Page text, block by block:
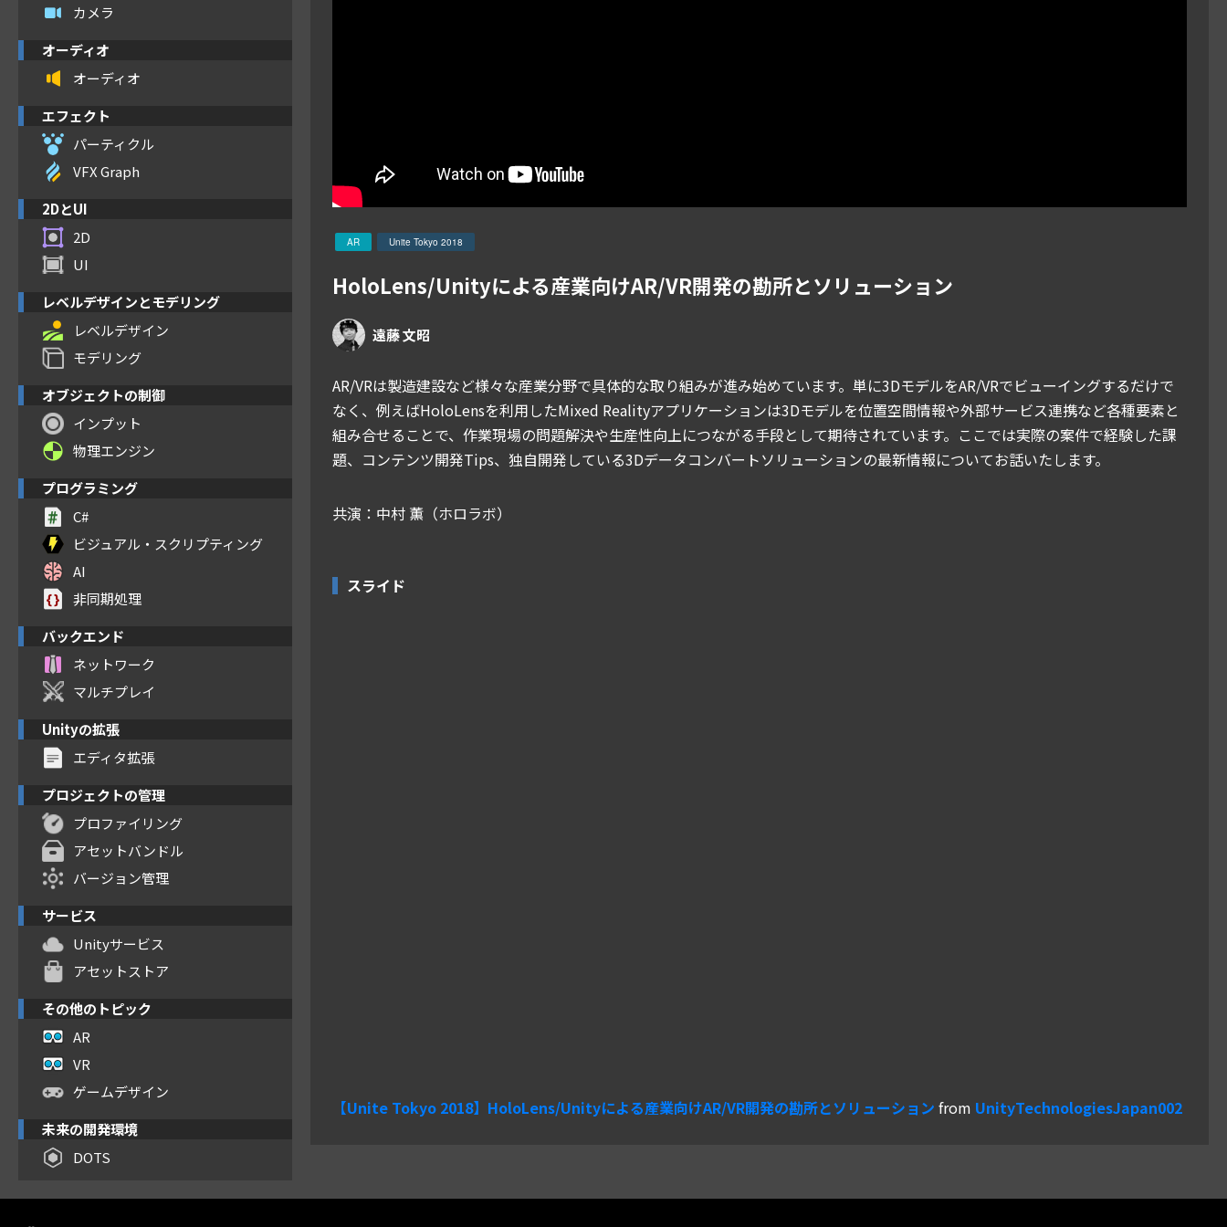
カメラ
オーディオ
オーディオ
エフェクト
パーティクル
VFX Graph
2DとUI
2D
UI
レベルデザインとモデリング
レベルデザイン
モデリング
オブジェクトの制御
インプット
物理エンジン
プログラミング
C#
ビジュアル・スクリプティング
AI
非同期処理
バックエンド
ネットワーク
マルチプレイ
Unityの拡張
エディタ拡張
プロジェクトの管理
プロファイリング
アセットバンドル
バージョン管理
サービス
Unityサービス
アセットストア
その他のトピック
AR
VR
ゲームデザイン
未来の開発環境
DOTS
AR Unite Tokyo 2018
HoloLens/Unityによる産業向けAR/VR開発の勘所とソリューション
遠藤 文昭
AR/VRは製造建設など様々な産業分野で具体的な取り組みが進み始めています。単に3DモデルをAR/VRでビューイングするだけで
なく、例えばHoloLensを利用したMixed Realityアプリケーションは3Dモデルを位置空間情報や外部サービス連携など各種要素と
組み合せることで、作業現場の問題解決や生産性向上につながる手段として期待されています。ここでは実際の案件で経験した課
題、コンテンツ開発Tips、独自開発している3Dデータコンバートソリューションの最新情報についてお話いたします。
共演：中村 薫（ホロラボ）
スライド
【Unite Tokyo 2018】HoloLens/Unityによる産業向けAR/VR開発の勘所とソリューション from UnityTechnologiesJapan002